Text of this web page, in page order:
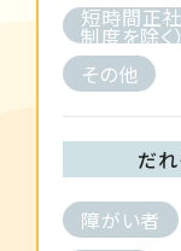
短時間正
制度を除く
その他
だ
障がい者